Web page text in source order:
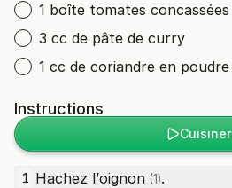
1 boîte tomates concassées
3 cc de pâte de curry
1 cc de coriandre en poudre
Instructions
Cuisiner
1 Hachez l’oignon (1).